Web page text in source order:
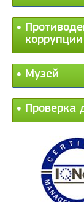
коррупции
Музей
Проверка